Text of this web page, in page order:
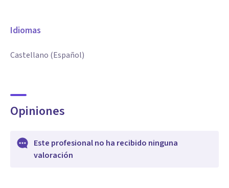
Idiomas
Castellano (Español)
Opiniones
Este profesional no ha recibido ninguna
valoración